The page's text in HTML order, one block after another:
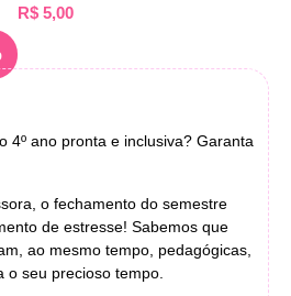
R$5,00
4º ano pronta e inclusiva? Garanta
o fechamento do semestre
de estresse! Sabemos que
ao mesmo tempo, pedagógicas,
o seu precioso tempo.